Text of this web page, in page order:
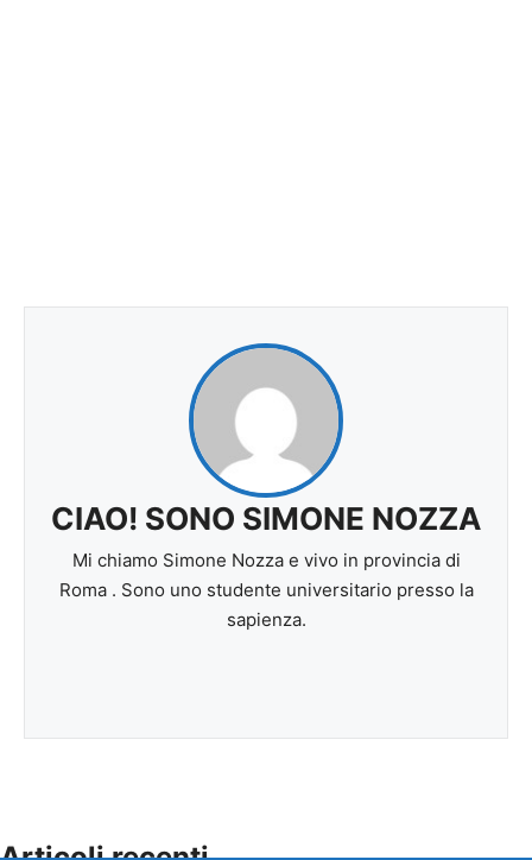
CIAO! SONO SIMONE NOZZA
Mi chiamo Simone Nozza e vivo in provincia di
Roma . Sono uno studente universitario presso la
sapienza.